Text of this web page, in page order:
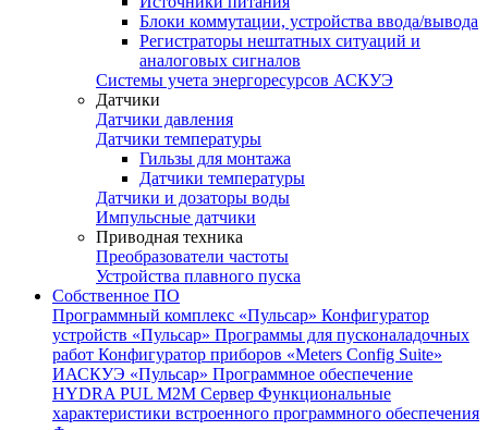
Блоки коммутации, устройства ввода/вывода
Регистраторы нештатных ситуаций и
аналоговых сигналов
Системы учета энергоресурсов АСКУЭ
Датчики
Датчики давления
Датчики температуры
Гильзы для монтажа
Датчики температуры
Датчики и дозаторы воды
Импульсные датчики
Приводная техника
Преобразователи частоты
Устройства плавного пуска
Собственное ПО
Программный комплекс «Пульсар» Конфигуратор
устройств «Пульсар» Программы для пусконаладочных
работ Конфигуратор приборов «Meters Config Suite»
ИАСКУЭ «Пульсар» Программное обеспечение
HYDRA PUL M2M Сервер Функциональные
характеристики встроенного программного обеспечения